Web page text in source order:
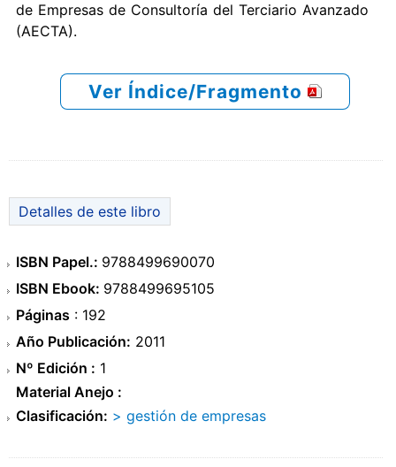
de Empresas de Consultoría del Terciario Avanzado
(AECTA).
Ver Índice/Fragmento
Detalles de este libro
ISBN Papel.: 9788499690070
ISBN Ebook: 9788499695105
Páginas : 192
Año Publicación: 2011
Nº Edición : 1
Material Anejo :
Clasificación: > gestión de empresas